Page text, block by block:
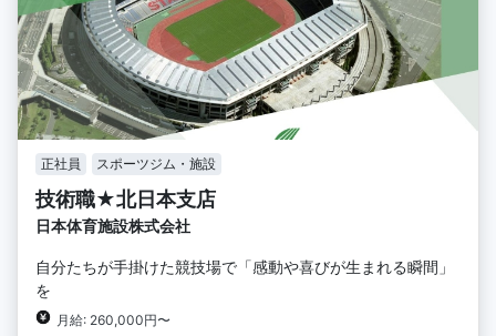
正社員 スポーツジム・施設
技術職★北日本支店
日本体育施設株式会社
自分たちが手掛けた競技場で「感動や喜びが生まれる瞬間」
を
月給: 260,000円〜